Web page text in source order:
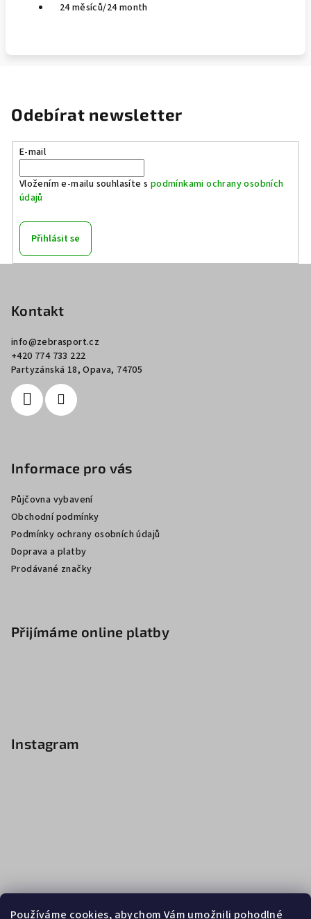
Používáme cookies, abychom Vám umožnili pohodlné
24 měsíců/24 month
Odebírat newsletter
E-mail
Vložením e-mailu souhlasíte s podmínkami ochrany osobních
údajů
Přihlásit se
Kontakt
info@zebrasport.cz
+420 774 733 222
Partyzánská 18, Opava, 74705
Informace pro vás
Půjčovna vybavení
Obchodní podmínky
Podmínky ochrany osobních údajů
Doprava a platby
Prodávané značky
Přijímáme online platby
Instagram